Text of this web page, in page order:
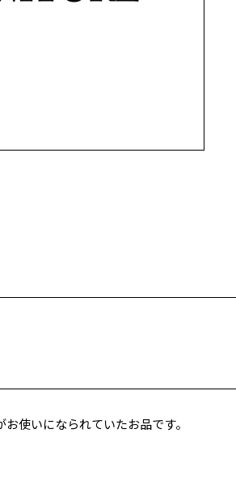
使いになられていたお品です。